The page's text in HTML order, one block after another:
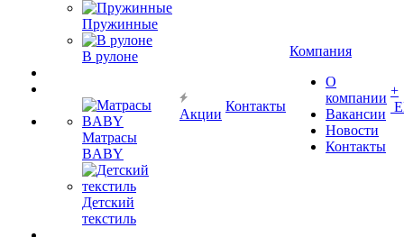
Пружинные
В рулоне
Матрасы
BABY
Детский
текстиль
Акции
Контакты
Компания
О
компании
Вакансии
Новости
Контакты
+